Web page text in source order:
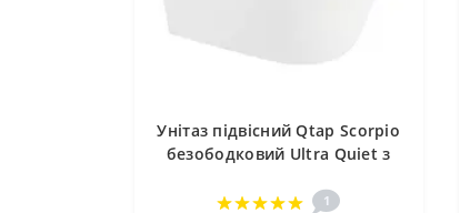
Унітаз підвісний Qtap Scorpio
безободковий Ultra Quiet з
QT1433053EUQW
1